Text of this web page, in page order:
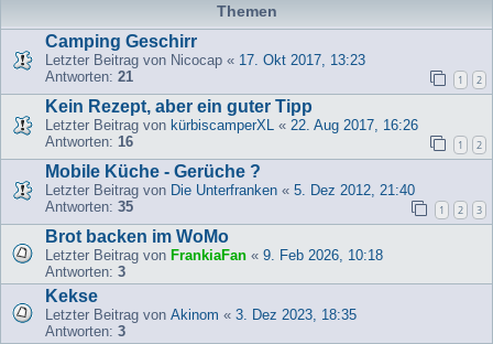
Themen
Camping Geschirr
Letzter Beitrag von Nicocap « 17. Okt 2017, 13:23
Antworten: 21 1 2
Kein Rezept, aber ein guter Tipp
Letzter Beitrag von kürbiscamperXL « 22. Aug 2017, 16:26
Antworten: 16 1 2
Mobile Küche - Gerüche ?
Letzter Beitrag von Die Unterfranken « 5. Dez 2012, 21:40
Antworten: 35 1 2 3
Brot backen im WoMo
Letzter Beitrag von FrankiaFan « 9. Feb 2026, 10:18
Antworten: 3
Kekse
Letzter Beitrag von Akinom « 3. Dez 2023, 18:35
Antworten: 3